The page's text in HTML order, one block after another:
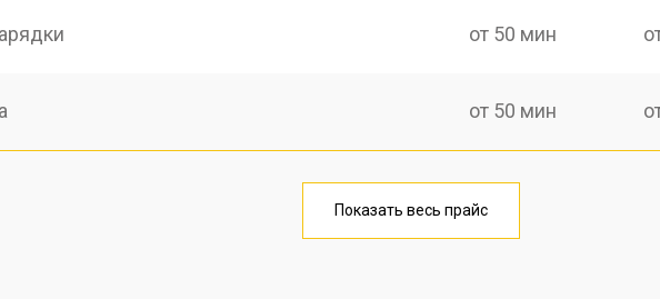
от 50 мин
от 50 мин
от 70 мин
Показать весь прайс